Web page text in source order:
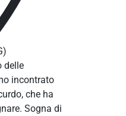
delle
incontrato
che ha
Sogna di